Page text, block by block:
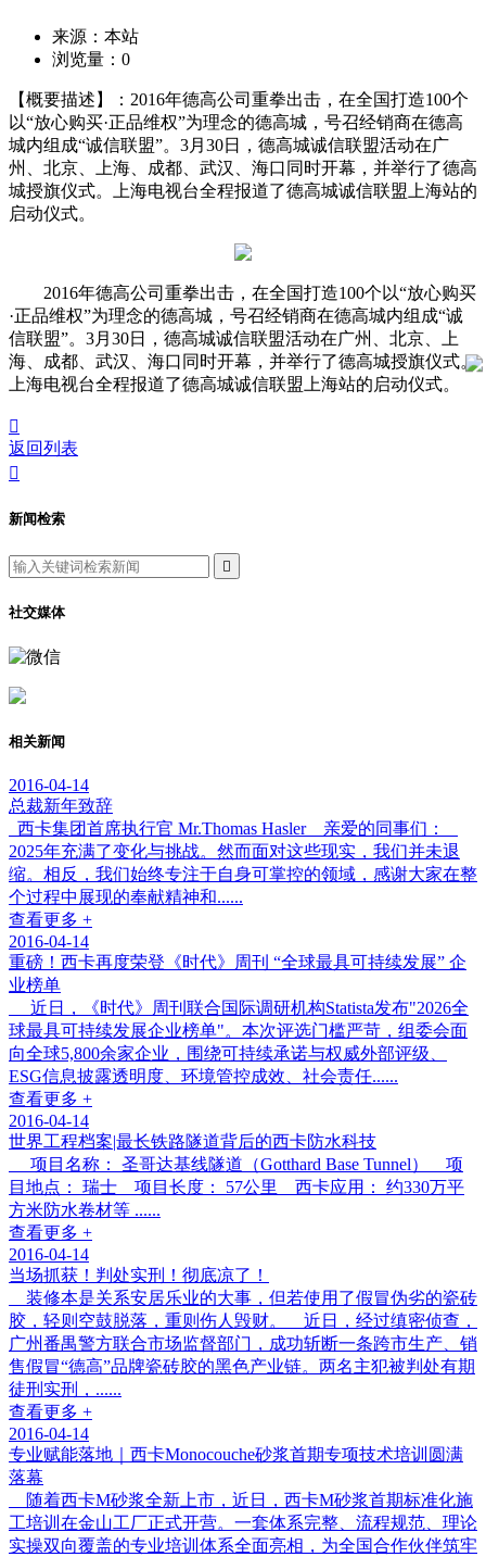
来源：本站
浏览量： 0
【概要描述】：2016年德高公司重拳出击，在全国打造100个
以“放心购买·正品维权”为理念的德高城，号召经销商在德高
城内组成“诚信联盟”。3月30日，德高城诚信联盟活动在广
州、北京、上海、成都、武汉、海口同时开幕，并举行了德高
城授旗仪式。上海电视台全程报道了德高城诚信联盟上海站的
启动仪式。
2016年德高公司重拳出击，在全国打造100个以“放心购买
·正品维权”为理念的德高城，号召经销商在德高城内组成“诚
信联盟”。3月30日，德高城诚信联盟活动在广州、北京、上
海、成都、武汉、海口同时开幕，并举行了德高城授旗仪式。
上海电视台全程报道了德高城诚信联盟上海站的启动仪式。

返回列表

新闻检索

社交媒体
相关新闻
2016-04-14
总裁新年致辞
西卡集团首席执行官 Mr.Thomas Hasler 亲爱的同事们：
2025年充满了变化与挑战。然而面对这些现实，我们并未退
缩。相反，我们始终专注于自身可掌控的领域，感谢大家在整
个过程中展现的奉献精神和......
查看更多 +
2016-04-14
重磅！西卡再度荣登《时代》周刊 “全球最具可持续发展” 企
业榜单
近日，《时代》周刊联合国际调研机构Statista发布"2026全
球最具可持续发展企业榜单"。本次评选门槛严苛，组委会面
向全球5,800余家企业，围绕可持续承诺与权威外部评级、
ESG信息披露透明度、环境管控成效、社会责任......
查看更多 +
2016-04-14
世界工程档案|最长铁路隧道背后的西卡防水科技
项目名称： 圣哥达基线隧道（Gotthard Base Tunnel） 项
目地点： 瑞士 项目长度： 57公里 西卡应用： 约330万平
方米防水卷材等 ......
查看更多 +
2016-04-14
当场抓获！判处实刑！彻底凉了！
装修本是关系安居乐业的大事，但若使用了假冒伪劣的瓷砖
胶，轻则空鼓脱落，重则伤人毁财。 近日，经过缜密侦查，
广州番禺警方联合市场监督部门，成功斩断一条跨市生产、销
售假冒“德高”品牌瓷砖胶的黑色产业链。两名主犯被判处有期
徒刑实刑，......
查看更多 +
2016-04-14
专业赋能落地｜西卡Monocouche砂浆首期专项技术培训圆满
落幕
随着西卡M砂浆全新上市，近日，西卡M砂浆首期标准化施
工培训在金山工厂正式开营。一套体系完整、流程规范、理论
实操双向覆盖的专业培训体系全面亮相，为全国合作伙伴筑牢